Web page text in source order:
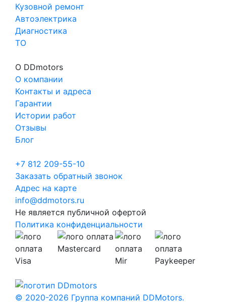
Кузовной ремонт
Автоэлектрика
Диагностика
ТО
О DDmotors
О компании
Контакты и адреса
Гарантии
Истории работ
Отзывы
Блог
+7 812 209-55-10
Заказать обратный звонок
Адрес на карте
info@ddmotors.ru
Не является публичной офертой
Политика конфиденциальности
© 2020-2026 Группа компаний DDMotors.